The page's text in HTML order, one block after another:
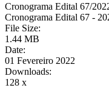
Cronograma Edital 67/
Cronograma Edital 67 -
File Size:
1.44 MB
Date:
01 Fevereiro 2022
Downloads:
128 x